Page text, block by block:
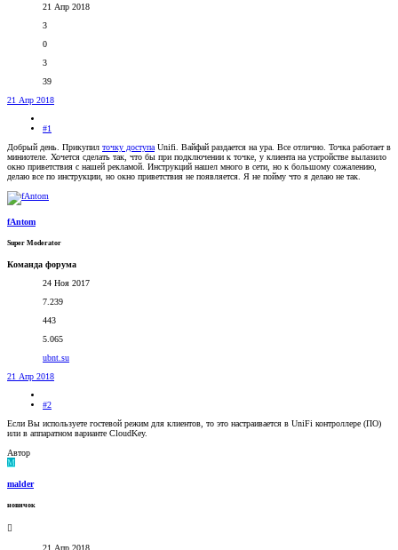
21 Апр 2018
3
0
3
39
21 Апр 2018
#1
Добрый день. Прикупил точку доступа Unifi. Вайфай раздается на ура. Все отлично. Точка работает в
миниотеле. Хочется сделать так, что бы при подключении к точке, у клиента на устройстве вылазило
окно приветствия с нашей рекламой. Инструкций нашел много в сети, но к большому сожалению,
делаю все по инструкции, но окно приветствия не появляется. Я не пойму что я делаю не так.
fAntom
Super Moderator
Команда форума
24 Ноя 2017
7.239
443
5.065
ubnt.su
21 Апр 2018
#2
Если Вы используете гостевой режим для клиентов, то это настраивается в UniFi контроллере (ПО)
или в аппаратном варианте CloudKey.
Автор
M
malder
новичок
21 Апр 2018